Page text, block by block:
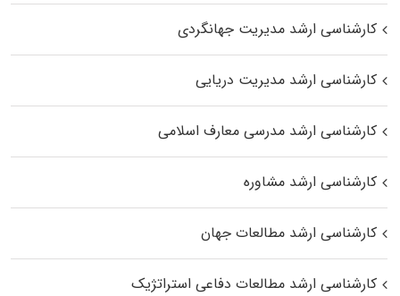
کارشناسی ارشد مدیریت جهانگردی
کارشناسی ارشد مدیریت دریایی
کارشناسی ارشد مدرسی معارف اسلامی
کارشناسی ارشد مشاوره
کارشناسی ارشد مطالعات جهان
کارشناسی ارشد مطالعات دفاعی استراتژیک